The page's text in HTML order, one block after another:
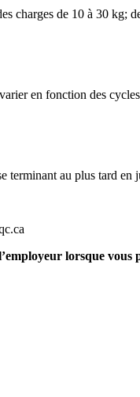
charges de 10 à 30 kg;
en fonction des
terminant au plus tard
lorsque vous